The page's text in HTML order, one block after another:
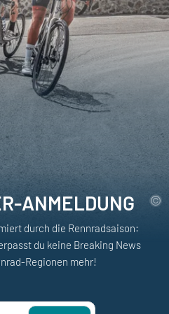
ANMELDUNG
durch die Rennradsaison:
du keine Breaking News
Regionen mehr!